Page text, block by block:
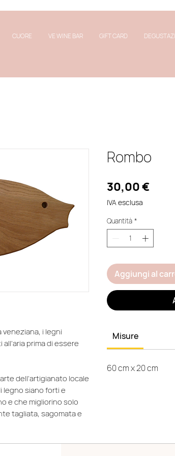
CUORE VE WINE BAR GIFT CARD
i legni
prima di essere
dell'artigianato locale
legno siano forti e
e che migliorino solo
tagliata, sagomata e
Rombo
30,00 €
IVA esclusa
Quantità *
Aggiungi al
Misure
60 cm x 20 cm